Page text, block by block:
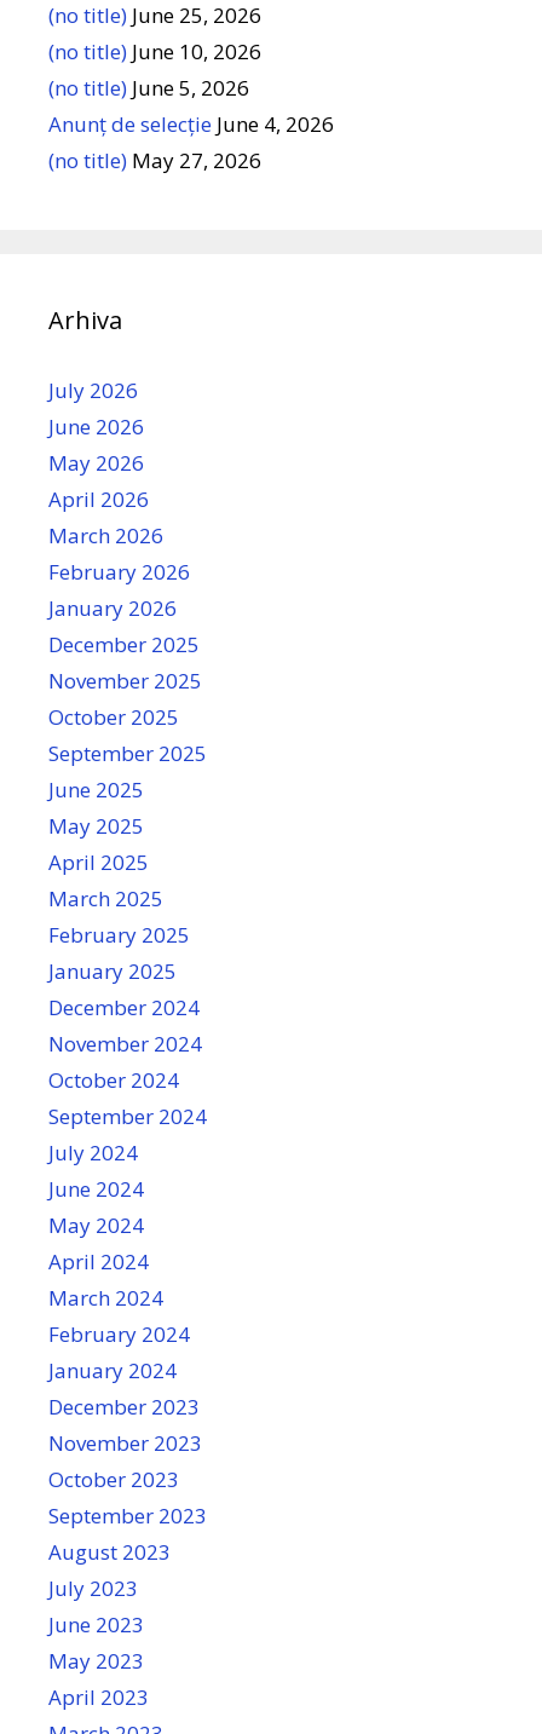
(no title) June 25, 2026
(no title) June 10, 2026
(no title) June 5, 2026
Anunț de selecție June 4, 2026
(no title) May 27, 2026
Arhiva
July 2026
June 2026
May 2026
April 2026
March 2026
February 2026
January 2026
December 2025
November 2025
October 2025
September 2025
June 2025
May 2025
April 2025
March 2025
February 2025
January 2025
December 2024
November 2024
October 2024
September 2024
July 2024
June 2024
May 2024
April 2024
March 2024
February 2024
January 2024
December 2023
November 2023
October 2023
September 2023
August 2023
July 2023
June 2023
May 2023
April 2023